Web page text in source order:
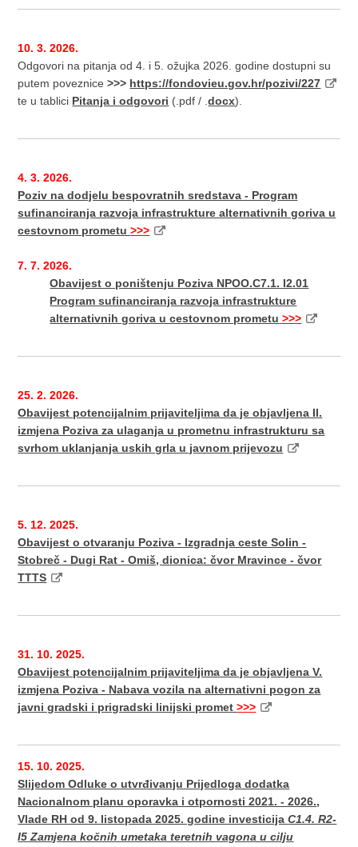
10. 3. 2026.
Odgovori na pitanja od 4. i 5. ožujka 2026. godine dostupni su
putem poveznice>>> https://fondovieu.gov.hr/pozivi/227
te u tablici Pitanja i odgovori (.pdf / .docx).
4. 3. 2026.
Poziv na dodjelu bespovratnih sredstava - Program
sufinanciranja razvoja infrastrukture alternativnih goriva u
cestovnom prometu>>>
7. 7. 2026.
Obavijest o poništenju Poziva NPOO.C7.1. I2.01
Program sufinanciranja razvoja infrastrukture
alternativnih goriva u cestovnom prometu >>>
25. 2. 2026.
Obavijest potencijalnim prijaviteljima da je objavljena II.
izmjena Poziva za ulaganja u prometnu infrastrukturu sa
svrhom uklanjanja uskih grla u javnom prijevozu
5. 12. 2025.
Obavijest o otvaranju Poziva - Izgradnja ceste Solin -
Stobreč - Dugi Rat - Omiš, dionica: čvor Mravince - čvor
TTTS
31. 10. 2025.
Obavijest potencijalnim prijaviteljima da je objavljena V.
izmjena Poziva - Nabava vozila na alternativni pogon za
javni gradski i prigradski linijski promet>>>
15. 10. 2025.
Slijedom Odluke o utvrđivanju Prijedloga dodatka
Nacionalnom planu oporavka i otpornosti 2021. - 2026.,
Vlade RH od 9. listopada 2025. godine investicijaC1.4. R2-
I5 Zamjena kočnih umetaka teretnih vagona u cilju